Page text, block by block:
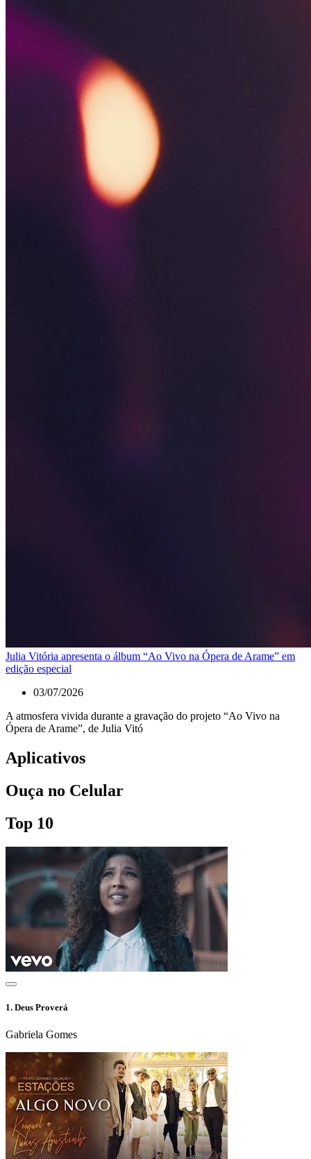
Julia Vitória apresenta o álbum “Ao Vivo na Ópera de Arame” em
edição especial
03/07/2026
A atmosfera vivida durante a gravação do projeto “Ao Vivo na
Ópera de Arame”, de Julia Vitó
Aplicativos
Ouça no Celular
Top 10
1. Deus Proverá
Gabriela Gomes